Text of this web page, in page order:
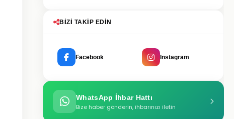
BIZI TAKIP EDIN
Facebook Instagram
WhatsApp İhbar Hattı
Bize haber gönderin, ihbarınızı iletin